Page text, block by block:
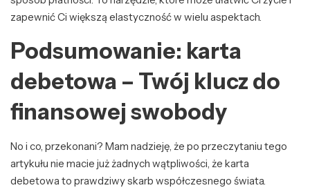
zapewnić Ci większą elastyczność w wielu aspektach.
Podsumowanie: karta
debetowa – Twój klucz do
finansowej swobody
No i co, przekonani? Mam nadzieję, że po przeczytaniu tego
artykułu nie macie już żadnych wątpliwości, że karta
debetowa to prawdziwy skarb współczesnego świata.